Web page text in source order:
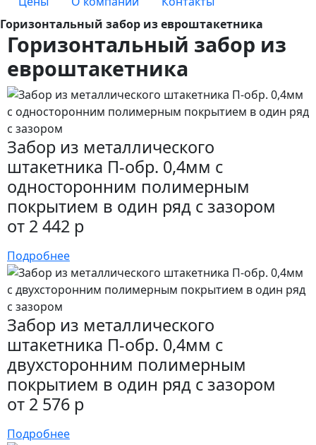
Горизонтальный забор из евроштакетника
Горизонтальный забор из
евроштакетника
Забор из металлического
штакетника П-обр. 0,4мм с
односторонним полимерным
покрытием в один ряд с зазором
от 2 442 р
Подробнее
Забор из металлического
штакетника П-обр. 0,4мм с
двухсторонним полимерным
покрытием в один ряд с зазором
от 2 576 р
Подробнее